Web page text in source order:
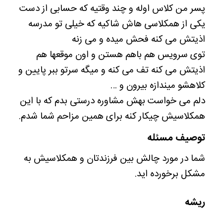
پسر من کلاس اوله و چند وقتیه که حسابی از دست
یکی از همکلاسی هاش شاکیه که خیلی تو مدرسه
اذیتش می کنه فحش میده و می زنه
توی سرویس هم باهم هستن و اون موقعها هم
اذیتش می کنه تف می کنه و میگه سرتو ببر پایین و
کلاهشو میندازه بیرون و …
دلم می خواست بهش مشاوره درستی بدم که با این
همکلاسیش چیکار کنه برای همین مزاحم شما شدم.
توصیف مسئله
شما در مورد چالش بین فرزندتان و همکلاسیش به
مشکل برخورده اید.
ریشه